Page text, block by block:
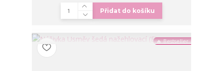
Přidat do košíku
🔥 Bestseller